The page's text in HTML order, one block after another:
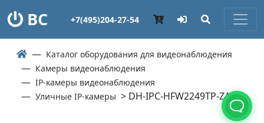
ВС +7(495)204-27-54
Каталог оборудования для видеонаблюдения
Камеры видеонаблюдения
IP-камеры видеонаблюдения
Уличные IP-камеры > DH-IPC-HFW2249TP-ZAS-IL